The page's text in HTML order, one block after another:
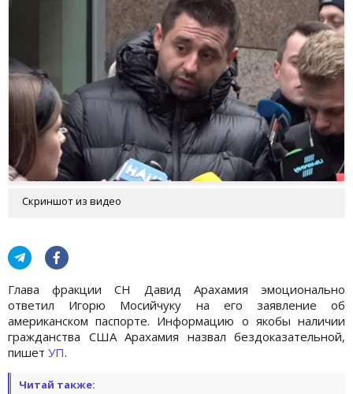
Скриншот из видео
Глава фракции СН Давид Арахамия эмоционально
ответил Игорю Мосийчуку на его заявление об
американском паспорте. Информацию о якобы наличии
гражданства США Арахамия назвал бездоказательной,
пишет УП.
Читай также: